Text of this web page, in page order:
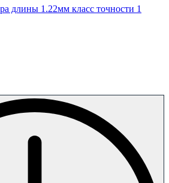
длины 1.22мм класс точности 1